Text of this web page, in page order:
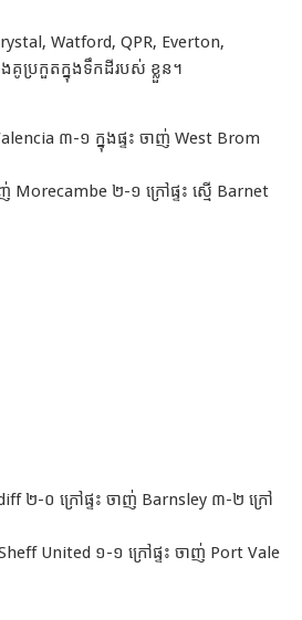
Watford, QPR, Everton,
ងគូប្រកួតក្នុងទឹកដីរបស់ ខ្លួន។
៣-១ ក្នុងផ្ទះ ចាញ់ West Brom
២-១ ក្រៅផ្ទះ ស្មើ Barnet
២-០ ក្រៅផ្ទះ ចាញ់ Barnsley ៣-២ ក្រៅ
United ១-១ ក្រៅផ្ទះ ចាញ់ Port Vale